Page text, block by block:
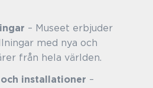
– Museet erbjuder
med nya och
från hela världen.
installationer –